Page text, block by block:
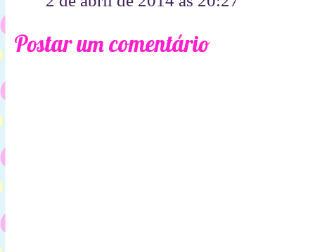
Postar um comentário